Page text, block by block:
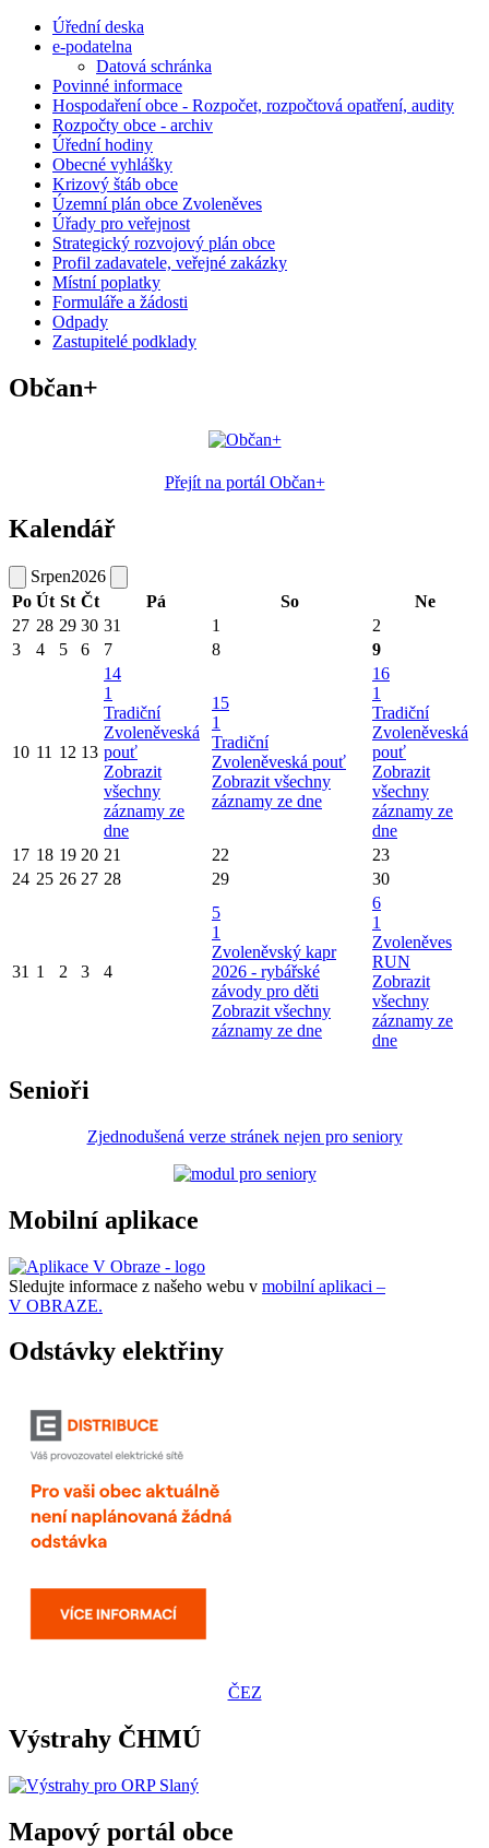
Úřední deska
e-podatelna
Datová schránka
Povinné informace
Hospodaření obce - Rozpočet, rozpočtová opatření, audity
Rozpočty obce - archiv
Úřední hodiny
Obecné vyhlášky
Krizový štáb obce
Územní plán obce Zvoleněves
Úřady pro veřejnost
Strategický rozvojový plán obce
Profil zadavatele, veřejné zakázky
Místní poplatky
Formuláře a žádosti
Odpady
Zastupitelé podklady
Občan+
Přejít na portál Občan+
Kalendář
Srpen2026
Po Út St Čt Pá So
Ne
27 28 29 30 31 1
2
3
4 5 6 7 8 9
10 11 12 13
14
1
Tradiční
Zvoleněveská
pouť
Zobrazit
všechny
záznamy ze
dne
15
1
Tradiční
Zvoleněveská pouť
Zobrazit všechny
záznamy ze dne
16
1
Tradiční
Zvoleněveská
pouť
Zobrazit
všechny
záznamy ze
dne
17 18 19 20 21 22
23
24 25 26 27 28 29 30
31 1 2 3 4
5
1
Zvoleněvský kapr
2026 - rybářské
závody pro děti
Zobrazit všechny
záznamy ze dne
6
1
Zvoleněves
RUN
Zobrazit
všechny
záznamy ze
dne
Senioři
Zjednodušená verze stránek nejen pro seniory
Mobilní aplikace
Sledujte informace z našeho webu v mobilní aplikaci –
V OBRAZE.
Odstávky elektřiny
ČEZ
Výstrahy ČHMÚ
Mapový portál obce